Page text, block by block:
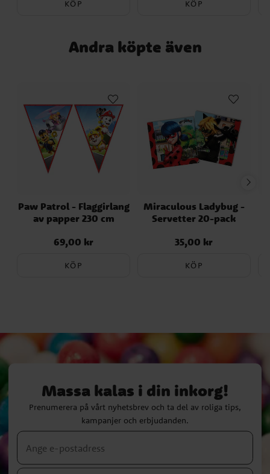
KÖP KÖP
Andra köpte även
Paw Patrol - Flaggirlang
av papper 230 cm
Pris:69,00 kr
69,00 kr
KÖP
Miraculous Ladybug -
Servetter 20-pack
Pris:35,00 kr
35,00 kr
KÖP
Massa kalas i din inkorg!
Prenumerera på vårt nyhetsbrev och ta del av roliga tips,
kampanjer och erbjudanden.